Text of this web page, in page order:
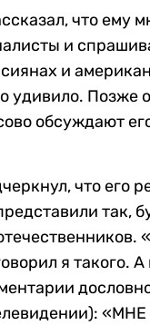
что ему
и
и
удивило. Позже
обсуждают
что его
так,
я такого.